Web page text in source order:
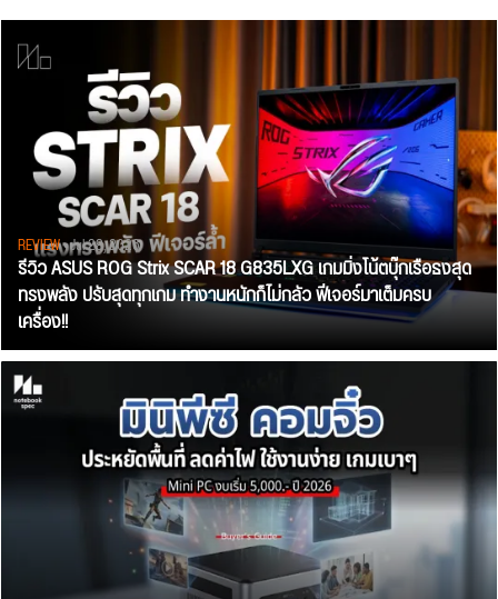
REVIEW• Jul 28, 2026
รีวิว ASUS ROG Strix SCAR 18 G835LXG เกมมิ่งโน้ตบุ๊กเรือธงสุด
ทรงพลัง ปรับสุดทุกเกม ทำงานหนักก็ไม่กลัว ฟีเจอร์มาเต็มครบ
เครื่อง!!